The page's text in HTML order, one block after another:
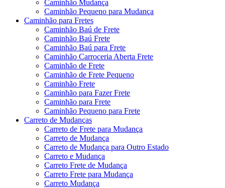
Caminhão Mudança
Caminhão Pequeno para Mudança
Caminhão para Fretes
Caminhão Baú de Frete
Caminhão Baú Frete
Caminhão Baú para Frete
Caminhão Carroceria Aberta Frete
Caminhão de Frete
Caminhão de Frete Pequeno
Caminhão Frete
Caminhão para Fazer Frete
Caminhão para Frete
Caminhão Pequeno para Frete
Carreto de Mudanças
Carreto de Frete para Mudança
Carreto de Mudança
Carreto de Mudança para Outro Estado
Carreto e Mudança
Carreto Frete de Mudança
Carreto Frete para Mudança
Carreto Mudança